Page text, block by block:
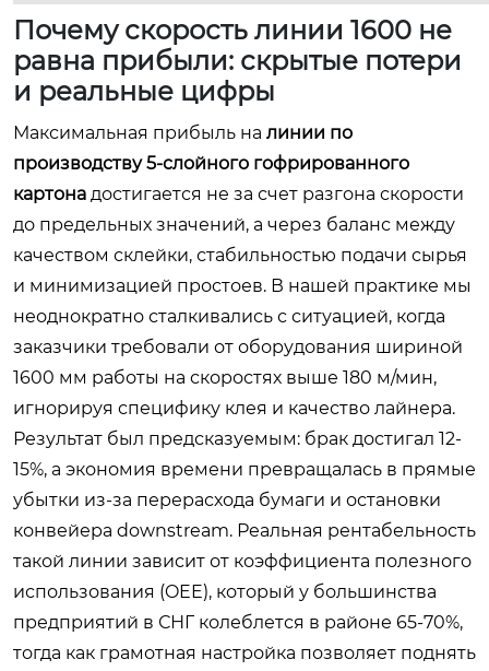
Почему скорость линии 1600 не
равна прибыли: скрытые потери
и реальные цифры
Максимальная прибыль на линии по
производству 5-слойного гофрированного
картона достигается не за счет разгона скорости
до предельных значений, а через баланс между
качеством склейки, стабильностью подачи сырья
и минимизацией простоев. В нашей практике мы
неоднократно сталкивались с ситуацией, когда
заказчики требовали от оборудования шириной
1600 мм работы на скоростях выше 180 м/мин,
игнорируя специфику клея и качество лайнера.
Результат был предсказуемым: брак достигал 12-
15%, а экономия времени превращалась в прямые
убытки из-за перерасхода бумаги и остановки
конвейера downstream. Реальная рентабельность
такой линии зависит от коэффициента полезного
использования (OEE), который у большинства
предприятий в СНГ колеблется в районе 65-70%,
тогда как грамотная настройка позволяет поднять